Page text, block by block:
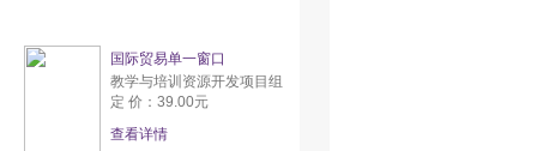
国际贸易单一窗口
教学与培训资源开发项目组
定 价：39.00元
查看详情